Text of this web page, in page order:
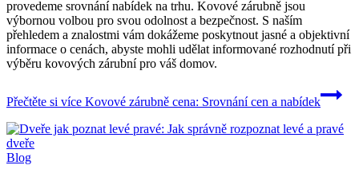
provedeme srovnání nabídek na trhu. Kovové zárubně jsou
výbornou volbou pro svou odolnost a bezpečnost. S naším
přehledem a znalostmi vám dokážeme poskytnout jasné a objektivní
informace o cenách, abyste mohli udělat informované rozhodnutí při
výběru kovových zárubní pro váš domov.
Přečtěte si více Kovové zárubně cena: Srovnání cen a nabídek
Blog